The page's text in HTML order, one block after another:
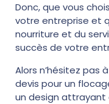
Donc, que vous
votre entreprise et
nourriture et du
succès de votre
Alors n’hésitez pas
devis pour un
un design attrayant